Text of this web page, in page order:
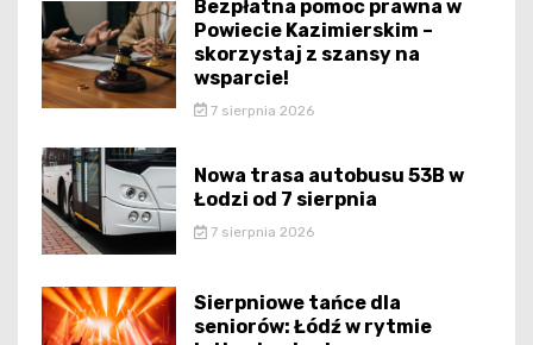
Bezpłatna pomoc prawna w
Powiecie Kazimierskim –
skorzystaj z szansy na
wsparcie!
7 sierpnia 2026
Nowa trasa autobusu 53B w
Łodzi od 7 sierpnia
7 sierpnia 2026
Sierpniowe tańce dla
seniorów: Łódź w rytmie